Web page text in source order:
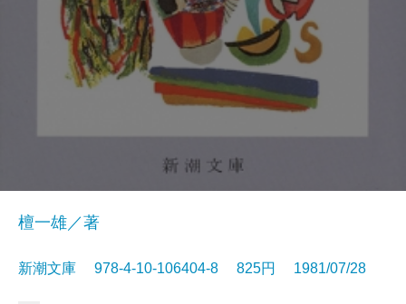
檀一雄／著
新潮文庫 978-4-10-106404-8 825円 1981/07/28